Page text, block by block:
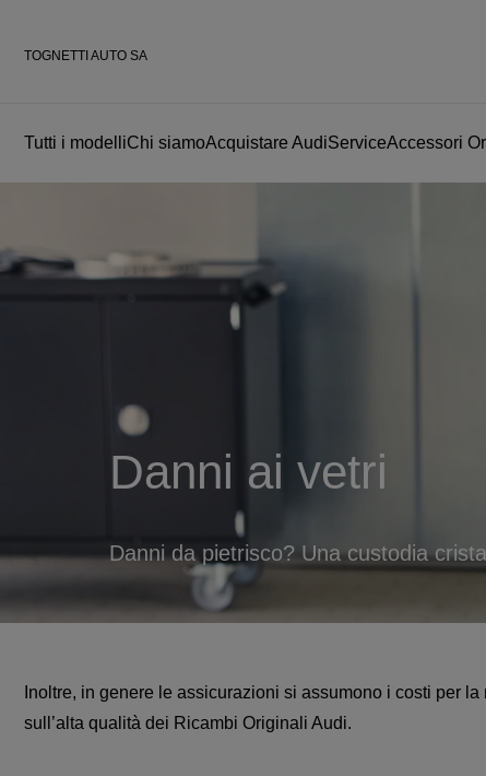
TOGNETTI AUTO SA
Tutti i modelliChi siamoAcquistare AudiServiceAccessori
Danni ai vetri
Danni da pietrisco? Una custodia
Inoltre, in genere le assicurazioni si assumono i costi per
sull’alta qualità dei Ricambi Originali Audi.